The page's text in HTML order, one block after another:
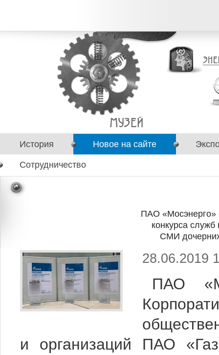
История Новое на сайте
Сотрудничество
ПАО «Мосэнерго»
конкурса
СМИ
28.06.2019
ПАО
и организаций ПАО